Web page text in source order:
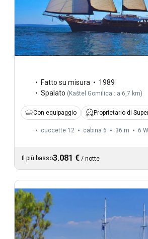
Fatto su misura
1989
Spalato (Kaštel Gomilica : a 6,7 km)
Con equipaggio Proprietario di
cuccette 12 cabina 6 36 m 6
Il più basso3.081 € / notte